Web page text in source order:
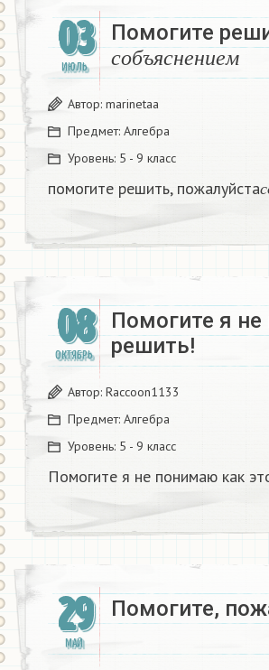
03
ИЮЛЬ
Помогите
с о б ъя с н е н и е м
собъяснение
Автор: marinetaa
Предмет: Алгебра
Уровень: 5 - 9 класс
помогите решить, пожалуйстас
08
ОКТЯБРЬ
Помогите я
решить!
Автор: Raccoon1133
Предмет: Алгебра
Уровень: 5 - 9 класс
Помогите я не понимаю как
29
МАЙ
Помогите,